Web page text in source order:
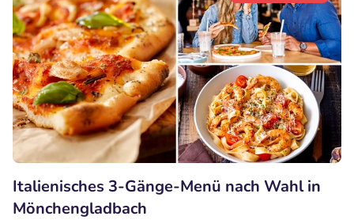
Italienisches 3-Gänge-Menü nach Wahl in
Mönchengladbach